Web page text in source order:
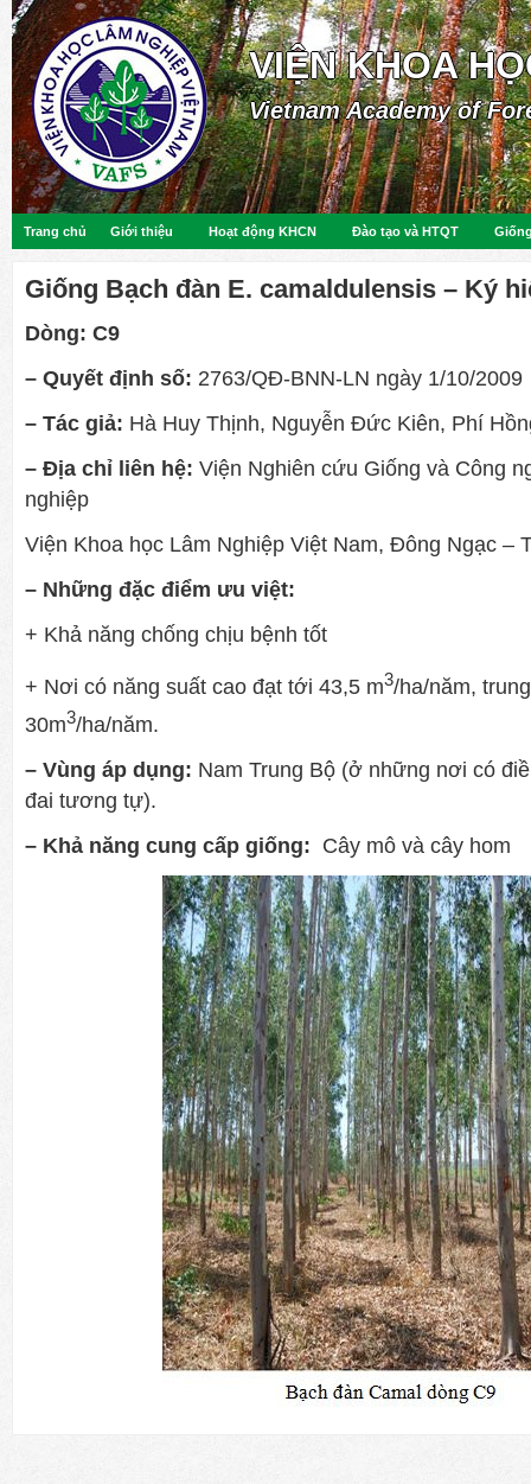
VIỆN KHOA
Vietnam Academy of
Trang chủ Giới thiệu Hoạt động KHCN Đào tạo và HTQT
Giống Bạch đàn E. camaldulensis – Ký
Dòng: C9
– Quyết định số: 2763/QĐ-BNN-LN ngày 1/10/2009
– Tác giả: Hà Huy Thịnh, Nguyễn Đức Kiên, Phí
– Địa chỉ liên hệ: Viện Nghiên cứu Giống và Công
nghiệp
Viện Khoa học Lâm Nghiệp Việt Nam, Đông Ngạc –
– Những đặc điểm ưu việt:
+ Khả năng chống chịu bệnh tốt
+ Nơi có năng suất cao đạt tới 43,5 m3/ha/năm,
30m3/ha/năm.
– Vùng áp dụng: Nam Trung Bộ (ở những nơi có
đai tương tự).
– Khả năng cung cấp giống: Cây mô và cây hom